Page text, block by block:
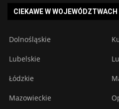
CIEKAWE W WOJEWÓDZTWACH
Dolnośląskie
Lubelskie
Łódzkie
Mazowieckie